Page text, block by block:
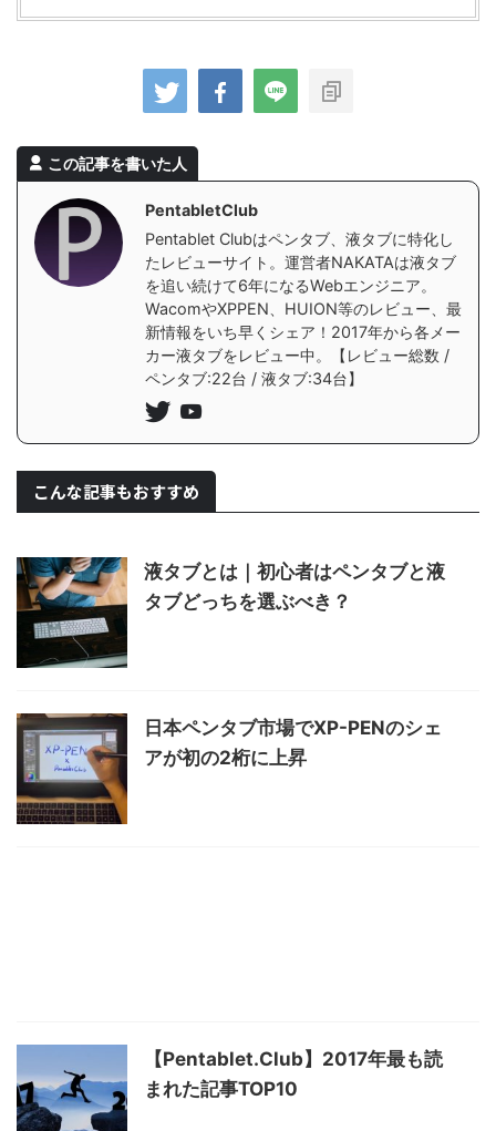
この記事を書いた人
PentabletClub
Pentablet Clubはペンタブ、液タブに特化し
たレビューサイト。運営者NAKATAは液タブ
を追い続けて6年になるWebエンジニア。
WacomやXPPEN、HUION等のレビュー、最
新情報をいち早くシェア！2017年から各メー
カー液タブをレビュー中。【レビュー総数 /
ペンタブ:22台 / 液タブ:34台】
こんな記事もおすすめ
液タブとは｜初心者はペンタブと液
タブどっちを選ぶべき？
日本ペンタブ市場でXP-PENのシェ
アが初の2桁に上昇
【Pentablet.Club】2017年最も読
まれた記事TOP10